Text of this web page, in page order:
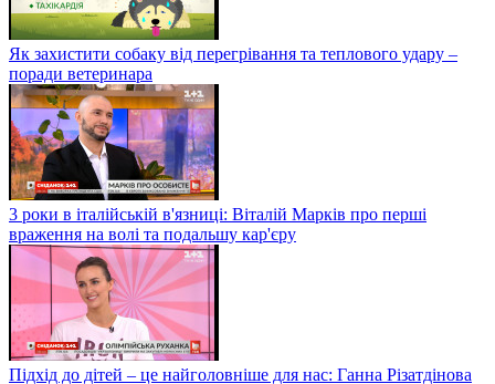
Як захистити собаку від перегрівання та теплового удару –
поради ветеринара
3 роки в італійській в'язниці: Віталій Марків про перші
враження на волі та подальшу кар'єру
Підхід до дітей – це найголовніше для нас: Ганна Різатдінова